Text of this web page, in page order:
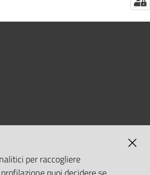
per raccogliere